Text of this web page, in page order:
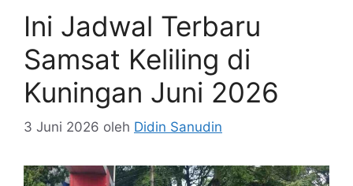
Ini Jadwal Terbaru
Samsat Keliling di
Kuningan Juni 2026
3 Juni 2026 oleh Didin Sanudin